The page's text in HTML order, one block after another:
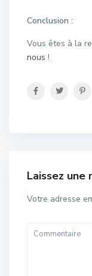
Conclusion :
Vous êtes à la
nous !
Laissez une
Votre adresse